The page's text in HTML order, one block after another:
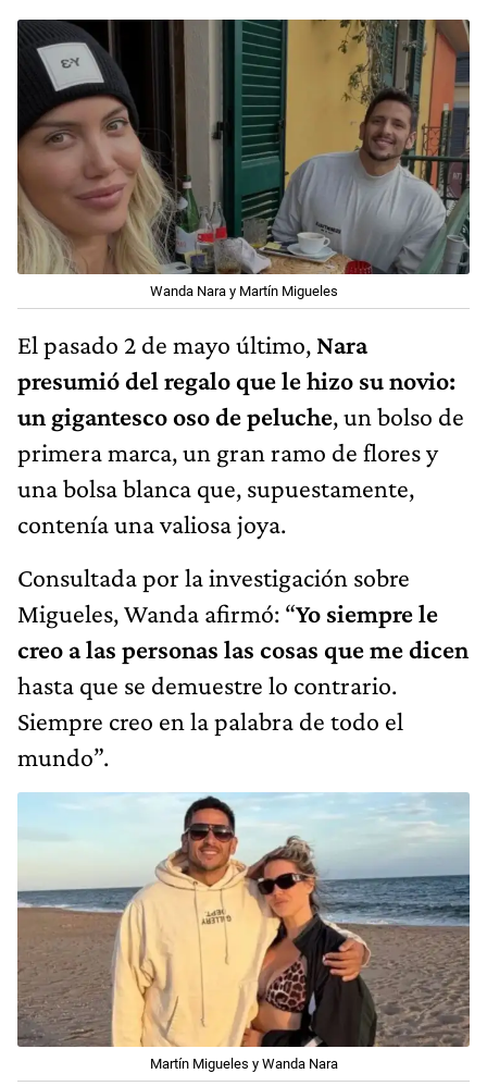
Wanda Nara y Martín Migueles
El pasado 2 de mayo último, Nara
presumió del regalo que le hizo su novio:
un gigantesco oso de peluche, un bolso de
primera marca, un gran ramo de flores y
una bolsa blanca que, supuestamente,
contenía una valiosa joya.
Consultada por la investigación sobre
Migueles, Wanda afirmó: “Yo siempre le
creo a las personas las cosas que me dicen
hasta que se demuestre lo contrario.
Siempre creo en la palabra de todo el
mundo”.
Martín Migueles y Wanda Nara